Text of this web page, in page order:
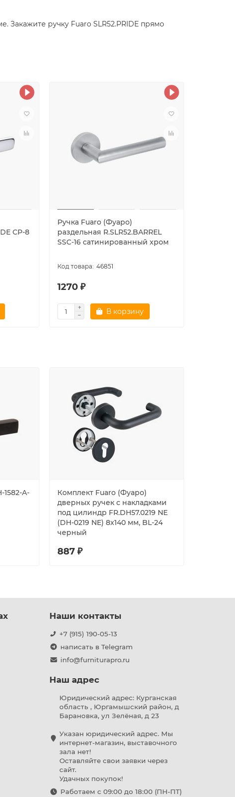
Закажите ручку Fuaro SLR52.PRIDE прямо
CP-8
Ручка Fuaro (Фуаро)
раздельная R.SLR52.BARREL
SSC-16 сатинированный хром
46851
1270 ₽
В корзину
A-
Комплект Fuaro (Фуаро)
дверных ручек с накладками
под цилиндр FR.DH57.0219 NE
(DH-0219 NE) 8x140 мм, BL-24
черный
887 ₽
Наши контакты
+7 (915) 190-05-13
написать в Telegram
info@furniturapro.ru
Наш адрес
Юридический адрес: Курганская
область , Юргамышский район, д
Барановка, ул Зелёная, д 23
Указан юридический адрес. Мы
интернет-магазин, выставочного
зала нет!
Оставляйте свои заявки через
сайт.
Удачных покупок!
Работаем с 09:00 до 18:00 (ПН-ПТ)